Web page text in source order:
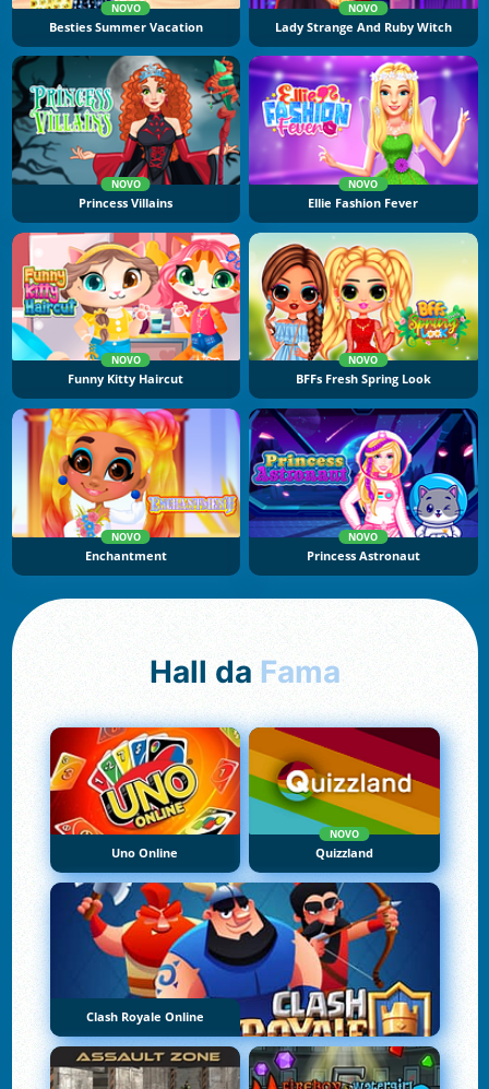
NOVO
Besties Summer Vacation
NOVO
Lady Strange And Ruby Witch
NOVO
Princess Villains
NOVO
Ellie Fashion Fever
NOVO
Funny Kitty Haircut
NOVO
BFFs Fresh Spring Look
NOVO
Enchantment
NOVO
Princess Astronaut
Hall da Fama
Uno Online
NOVO
Quizzland
Clash Royale Online